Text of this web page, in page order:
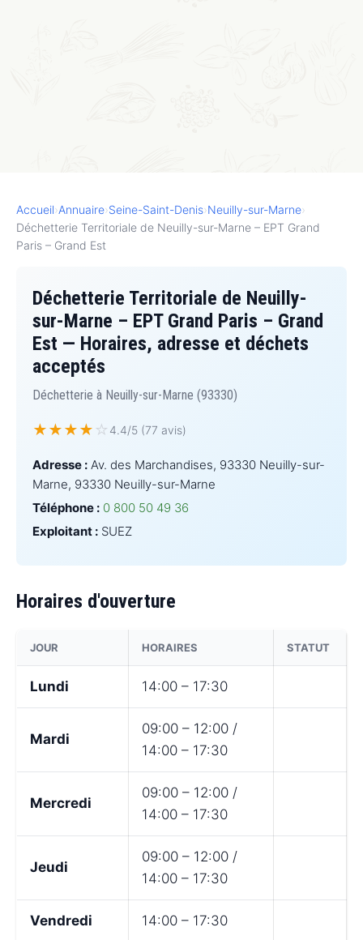
Accueil›Annuaire›Seine-Saint-Denis›Neuilly-sur-Marne›
Déchetterie Territoriale de Neuilly-sur-Marne – EPT Grand
Paris – Grand Est
Déchetterie Territoriale de Neuilly-
sur-Marne – EPT Grand Paris – Grand
Est — Horaires, adresse et déchets
acceptés
Déchetterie à Neuilly-sur-Marne (93330)
★★★★ ☆ 4.4/5 (77 avis)
Adresse : Av. des Marchandises, 93330 Neuilly-sur-
Marne, 93330 Neuilly-sur-Marne
Téléphone : 0 800 50 49 36
Exploitant : SUEZ
Horaires d'ouverture
JOUR HORAIRES STATUT
Lundi 14:00 – 17:30
Mardi
09:00 – 12:00 /
14:00 – 17:30
Mercredi
09:00 – 12:00 /
14:00 – 17:30
Jeudi
09:00 – 12:00 /
14:00 – 17:30
Vendredi 14:00 – 17:30